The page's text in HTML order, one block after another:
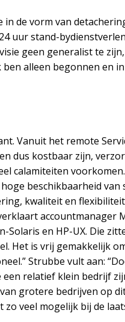
de vorm van
uur stand-
geen generalist te
alleen begonnen en
Vanuit het remote
dus kostbaar zijn,
calamiteiten
beschikbaarheid van
kwaliteit en
accountmanager
Solaris en HP-UX. Die
Het is vrij gemakkelijk
Strubbe vult aan:
relatief klein bedrijf
grotere bedrijven op
veel mogelijk bij de